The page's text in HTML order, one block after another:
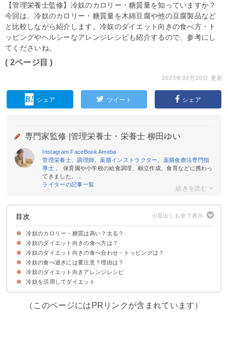
【管理栄養士監修】冷奴のカロリー・糖質量を知っていますか？
今回は、冷奴のカロリー・糖質量を木綿豆腐や他の豆腐製品など
と比較しながら紹介します。冷奴のダイエット向きの食べ方・ト
ッピングやヘルシーなアレンジレシピも紹介するので、参考にし
てくださいね。
( 2ページ目 )
2023年03月20日 更新
シェア ツイート シェア
専門家監修 | 管理栄養士・栄養士 柳田ゆい
Instagram FaceBook Ameba
管理栄養士、調理師 、薬膳インストラクター
薬膳食療法専門指
導士 。 保育園や小学校の給食調理、献立作成、食育などに携わっ
てきました。...
ライターの記事一覧
目次
冷奴のカロリー・糖質は高い？太る？
冷奴（1丁・100g）のカロリー・糖質量
冷奴のカロリー・糖質量を他の豆腐製品と比較
冷奴のカロリーを他の小鉢料理と比較
冷奴のダイエット向きの食べ方は？
栄養バランスを考えて食べる
トッピングを工夫する
よく噛んで食べる
冷奴のダイエット向きの食べ合わせ・トッピングは？
①塩こんぶ
②青ネギ
③生姜
冷奴の食べ過ぎには要注意？理由は？
①イソフラボンの過剰摂取
②水分の取りすぎ・体の冷えによる下痢
③カロリー不足で痩せにくい体になる
冷奴のダイエット向きアレンジレシピ
①トマトの冷奴（66kcal）
②夏野菜の冷奴（49kcal）
③高菜と鶏そぼろの冷奴（151kcal）
冷奴を活用してダイエット
（このページにはPRリンクが含まれています）